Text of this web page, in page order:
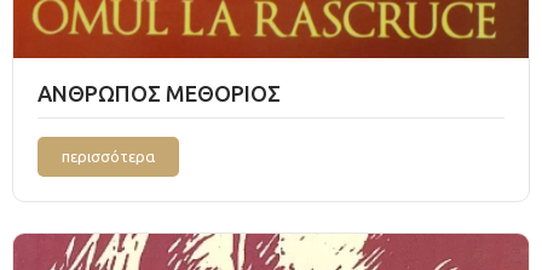
AΝΘΡΩΠΟΣ ΜΕΘΟΡΙΟΣ
περισσότερα